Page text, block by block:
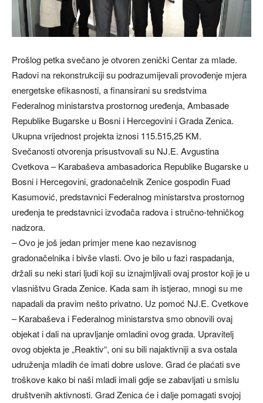
Prošlog petka svečano je otvoren zenički Centar za mlade.
Radovi na rekonstrukciji su podrazumijevali provođenje mjera
energetske efikasnosti, a finansirani su sredstvima
Federalnog ministarstva prostornog uređenja, Ambasade
Republike Bugarske u Bosni i Hercegovini i Grada Zenica.
Ukupna vrijednost projekta iznosi 115.515,25 KM.
Svečanosti otvorenja prisustvovali su NJ.E. Avgustina
Cvetkova – Karabaševa ambasadorica Republike Bugarske u
Bosni i Hercegovini, gradonačelnik Zenice gospodin Fuad
Kasumović, predstavnici Federalnog ministarstva prostornog
uređenja te predstavnici izvođača radova i stručno-tehničkog
nadzora.
– Ovo je još jedan primjer mene kao nezavisnog
gradonačelnika i bivše vlasti. Ovo je bilo u fazi raspadanja,
držali su neki stari ljudi koji su iznajmljivali ovaj prostor koji je u
vlasništvu Grada Zenice. Kada sam ih istjerao, mnogi su me
napadali da pravim nešto privatno. Uz pomoć NJ.E. Cvetkove
– Karabaševa i Federalnog ministarstva smo obnovili ovaj
objekat i dali na upravljanje omladini ovog grada. Upravitelj
ovog objekta je „Reaktiv“, oni su bili najaktivniji a sva ostala
udruženja mladih će imati dobre uslove. Grad će plaćati sve
troškove kako bi naši mladi imali gdje se zabavljati u smislu
društvenih aktivnosti. Grad Zenica će i dalje pomagati svojoj